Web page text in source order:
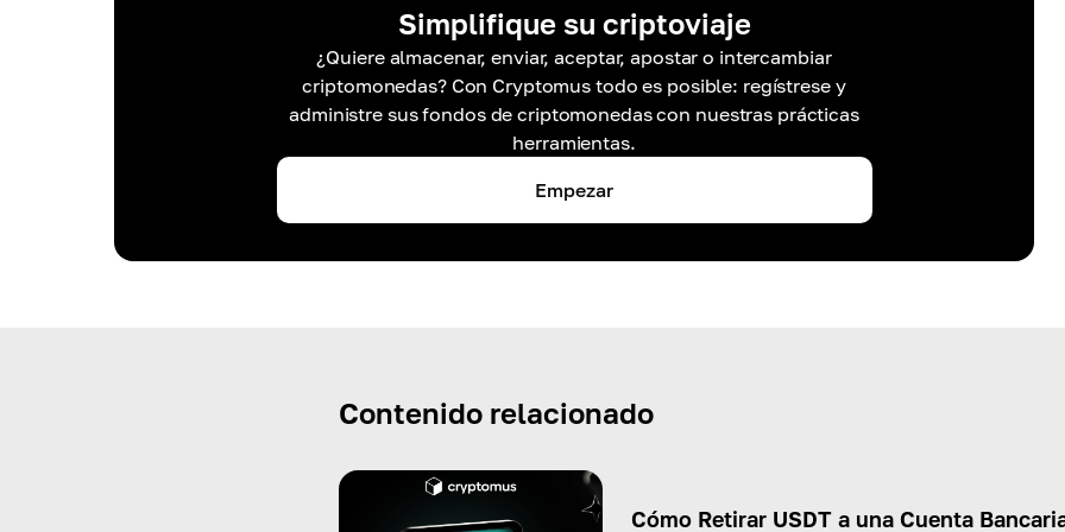
Simplifique su criptoviaje
¿Quiere almacenar, enviar, aceptar, apostar o intercambiar
criptomonedas? Con Cryptomus todo es posible: regístrese y
administre sus fondos de criptomonedas con nuestras prácticas
herramientas.
Empezar
Contenido relacionado
Cómo Retirar USDT a una Cuenta